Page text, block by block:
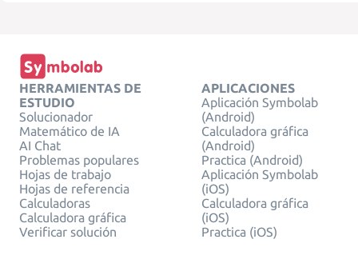
HERRAMIENTAS DE
ESTUDIO
Solucionador
Matemático de IA
AI Chat
Problemas populares
Hojas de trabajo
Hojas de referencia
Calculadoras
Calculadora gráfica
Verificar solución
APLICACIONES
Aplicación Symbolab
(Android)
Calculadora gráfica
(Android)
Practica (Android)
Aplicación Symbolab
(iOS)
Calculadora gráfica
(iOS)
Practica (iOS)